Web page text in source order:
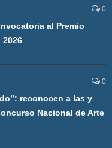
0
al Premio
2026
0
reconocen a las y
Nacional de Arte